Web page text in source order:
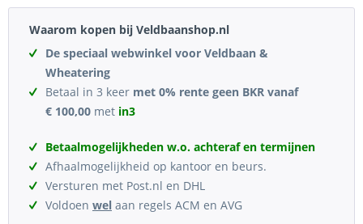
Waarom kopen bij Veldbaanshop.nl
De speciaal webwinkel voor Veldbaan &
Wheatering
Betaal in 3 keer met 0% rente geen BKR vanaf
€ 100,00 met in3
Betaalmogelijkheden w.o. achteraf en termijnen
Afhaalmogelijkheid op kantoor en beurs.
Versturen met Post.nl en DHL
Voldoen wel aan regels ACM en AVG